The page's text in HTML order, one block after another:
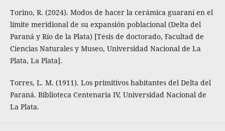
Torino, R. (2024). Modos de hacer la cerámica guaraní en el
límite meridional de su expansión poblacional (Delta del
Paraná y Río de la Plata) [Tesis de doctorado, Facultad de
Ciencias Naturales y Museo, Universidad Nacional de La
Plata, La Plata].
Torres, L. M. (1911). Los primitivos habitantes del Delta del
Paraná. Biblioteca Centenaria IV, Universidad Nacional de
La Plata.